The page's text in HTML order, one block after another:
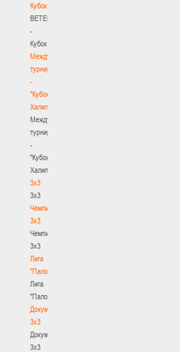
Кубок
BETERA
-
Кубок
Международный
турнир
-
"Кубок
Халипского"
Международный
турнир
-
"Кубок
Халипского"
3x3
3x3
Чемпионат
3х3
Чемпионат
3х3
Лига
"Палова"
Лига
"Палова"
Документы
3х3
Документы
3х3